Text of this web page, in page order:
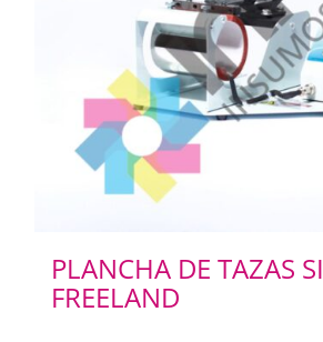
PLANCHA DE TAZAS
FREELAND